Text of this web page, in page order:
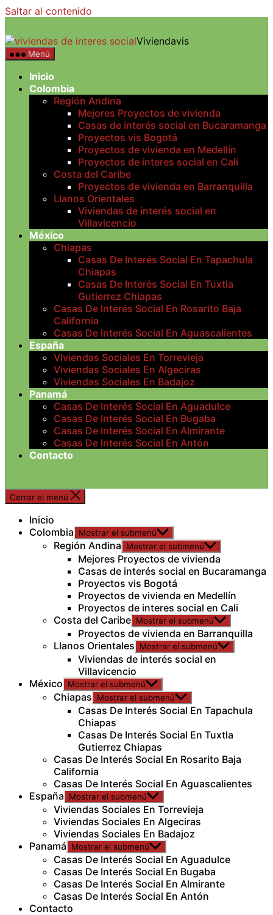
Saltar al contenido
Viviendavis
Menú
Inicio
Colombia
Región Andina
Mejores Proyectos de vivienda
Casas de interés social en Bucaramanga
Proyectos vis Bogotá
Proyectos de vivienda en Medellín
Proyectos de interes social en Cali
Costa del Caribe
Proyectos de vivienda en Barranquilla
Llanos Orientales
Viviendas de interés social en
Villavicencio
México
Chiapas
Casas De Interés Social En Tapachula
Chiapas
Casas De Interés Social En Tuxtla
Gutierrez Chiapas
Casas De Interés Social En Rosarito Baja
California
Casas De Interés Social En Aguascalientes
España
Viviendas Sociales En Torrevieja
Viviendas Sociales En Algeciras
Viviendas Sociales En Badajoz
Panamá
Casas De Interés Social En Aguadulce
Casas De Interés Social En Bugaba
Casas De Interés Social En Almirante
Casas De Interés Social En Antón
Contacto
Cerrar el menú
Inicio
Colombia
Mostrar el submenú
Región Andina Mostrar el submenú
Mejores Proyectos de vivienda
Casas de interés social en Bucaramanga
Proyectos vis Bogotá
Proyectos de vivienda en Medellín
Proyectos de interes social en Cali
Costa del Caribe Mostrar el submenú
Proyectos de vivienda en Barranquilla
Llanos Orientales
Mostrar el submenú
Viviendas de interés social en
Villavicencio
México
Mostrar el submenú
Chiapas Mostrar el submenú
Casas De Interés Social En Tapachula
Chiapas
Casas De Interés Social En Tuxtla
Gutierrez Chiapas
Casas De Interés Social En Rosarito Baja
California
Casas De Interés Social En Aguascalientes
España
Mostrar el submenú
Viviendas Sociales En Torrevieja
Viviendas Sociales En Algeciras
Viviendas Sociales En Badajoz
Panamá
Mostrar el submenú
Casas De Interés Social En Aguadulce
Casas De Interés Social En Bugaba
Casas De Interés Social En Almirante
Casas De Interés Social En Antón
Contacto